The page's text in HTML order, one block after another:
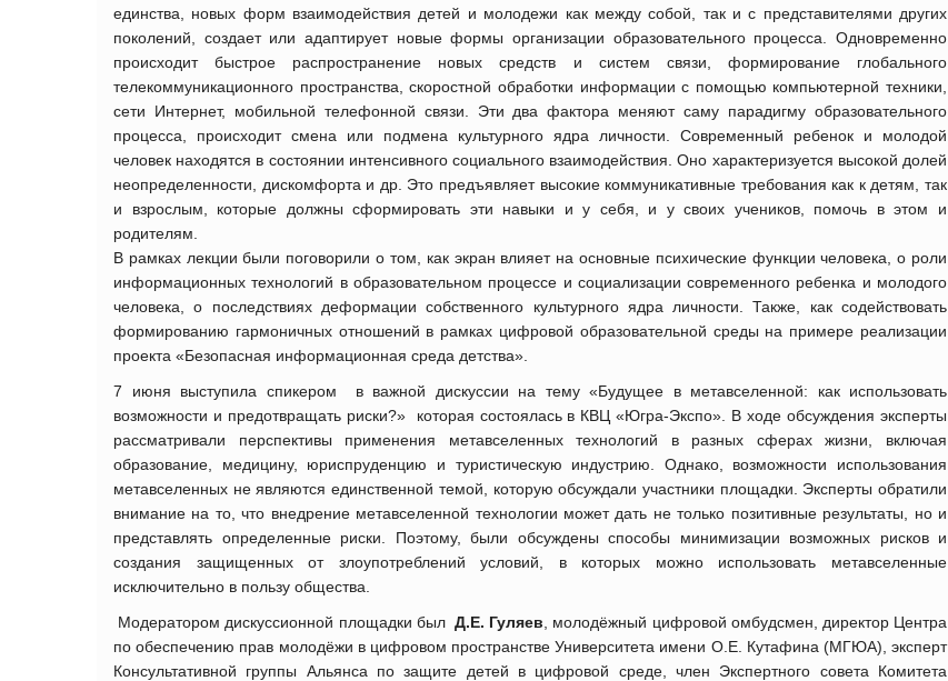
единства, новых форм взаимодействия детей и молодежи как между собой, так и с представителями других
поколений, создает или адаптирует новые формы организации образовательного процесса. Одновременно
происходит быстрое распространение новых средств и систем связи, формирование глобального
телекоммуникационного пространства, скоростной обработки информации с помощью компьютерной техники,
сети Интернет, мобильной телефонной связи. Эти два фактора меняют саму парадигму образовательного
процесса, происходит смена или подмена культурного ядра личности. Современный ребенок и молодой
человек находятся в состоянии интенсивного социального взаимодействия. Оно характеризуется высокой долей
неопределенности, дискомфорта и др. Это предъявляет высокие коммуникативные требования как к детям, так
и взрослым, которые должны сформировать эти навыки и у себя, и у своих учеников, помочь в этом и
родителям.
В рамках лекции были поговорили о том, как экран влияет на основные психические функции человека, о роли
информационных технологий в образовательном процессе и социализации современного ребенка и молодого
человека, о последствиях деформации собственного культурного ядра личности. Также, как содействовать
формированию гармоничных отношений в рамках цифровой образовательной среды на примере реализации
проекта «Безопасная информационная среда детства».
7 июня выступила спикером в важной дискуссии на тему «Будущее в метавселенной: как использовать
возможности и предотвращать риски?» которая состоялась в КВЦ «Югра-Экспо». В ходе обсуждения эксперты
рассматривали перспективы применения метавселенных технологий в разных сферах жизни, включая
образование, медицину, юриспруденцию и туристическую индустрию. Однако, возможности использования
метавселенных не являются единственной темой, которую обсуждали участники площадки. Эксперты обратили
внимание на то, что внедрение метавселенной технологии может дать не только позитивные результаты, но и
представлять определенные риски. Поэтому, были обсуждены способы минимизации возможных рисков и
создания защищенных от злоупотреблений условий, в которых можно использовать метавселенные
исключительно в пользу общества.
Модератором дискуссионной площадки был Д.Е. Гуляев , молодёжный цифровой омбудсмен, директор Центра
по обеспечению прав молодёжи в цифровом пространстве Университета имени О.Е. Кутафина (МГЮА), эксперт
Консультативной группы Альянса по защите детей в цифровой среде, член Экспертного совета Комитета